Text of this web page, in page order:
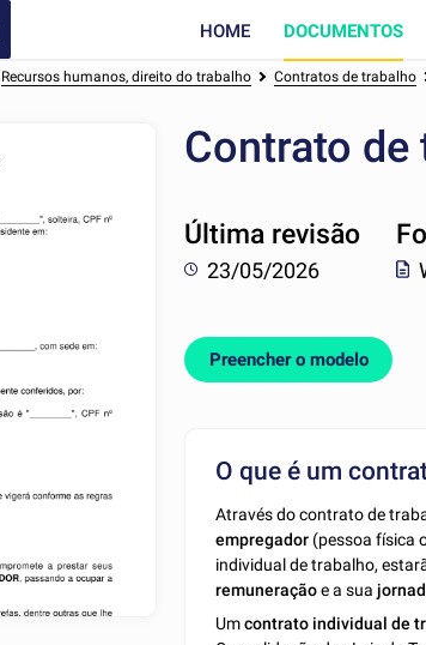
HOME DOCUMENTOS
Recursos humanos, direito do trabalho Contratos de trabalho
Contrato de
Última revisão
23/05/2026
Preencher o modelo
O que é um
Através do contrato de
empregador (pessoa física
individual de trabalho,
remuneraçãoe a sua
Umcontrato individual de